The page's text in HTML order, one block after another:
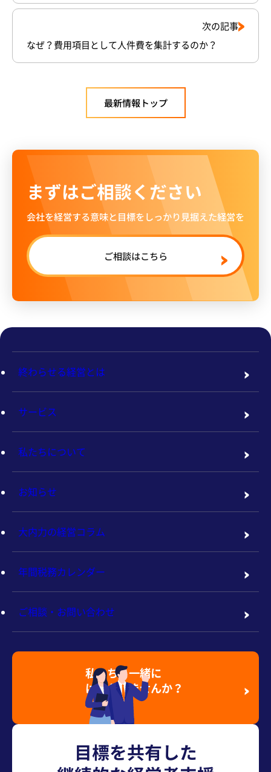
次の記事
なぜ？費用項目として人件費を集計するのか？
最新情報トップ
まずはご相談ください
会社を経営する意味と目標をしっかり見据えた経営を
ご相談はこちら
目標を共有した
終わらせる経営とは
サービス
私たちについて
お知らせ
大内力の経営コラム
年間税務カレンダー
ご相談・お問い合わせ
私たちと一緒に
はたらきませんか？
採用情報を見る